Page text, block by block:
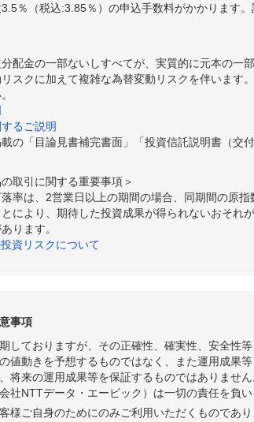
％（税込:3.85％）の申込手数料がかかります
配金の一部ないしすべてが、実質的に元本の一
スクに加えて複雑な為替変動リスクを伴います
るご説明
の「目論見書補完書面」「投資信託説明書（交
取引に関する重要事項＞
率は、2営業日以上の期間の場合、同期間の原
により、期待した投資成果が得られないおそれ
ります。
資リスクについて
事項
しておりますが、その正確性、確実性、安全性
値動きを予想するものではなく、また運用成果
将来の運用成果等を保証するものではありませ
社NTTデータ・エービック）は一切の責任を負い
様ご自身のためにのみご利用いただくものであ